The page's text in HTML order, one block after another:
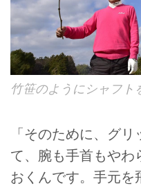
竹笹のようにシャフト
「そのために、グ
て、腕も手首もやわ
おくんです。手元を